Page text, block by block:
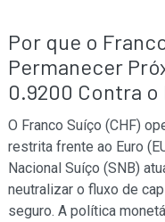
Por que o
Permanecer
0.9200 Contra o
O Franco Suíço (CHF)
restrita frente ao Euro
Nacional Suíço (SNB)
neutralizar o fluxo de
seguro. A política